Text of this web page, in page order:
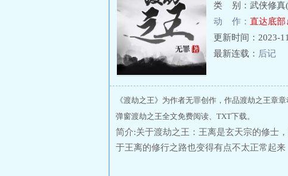
类 别：武侠修真
动 作： 直达底部
更新时间：2023-
最新连载： 后记
《渡劫之王》为作者无罪创作，作品渡劫之王章
弹窗渡劫之王全文免费阅读、TXT下载。
简介:关于渡劫之王：王离是玄天宗的修士
于王离的修行之路也变得有点不太正常起来